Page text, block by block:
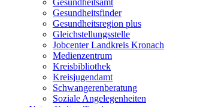
Gesundheitsamt
Gesundheitsfinder
Gesundheitsregion plus
Gleichstellungsstelle
Jobcenter Landkreis Kronach
Medienzentrum
Kreisbibliothek
Kreisjugendamt
Schwangerenberatung
Soziale Angelegenheiten